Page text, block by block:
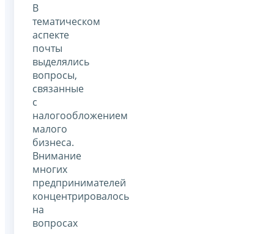
В
тематическом
аспекте
почты
выделялись
вопросы,
связанные
с
налогообложением
малого
бизнеса.
Внимание
многих
предпринимателей
концентрировалось
на
вопросах